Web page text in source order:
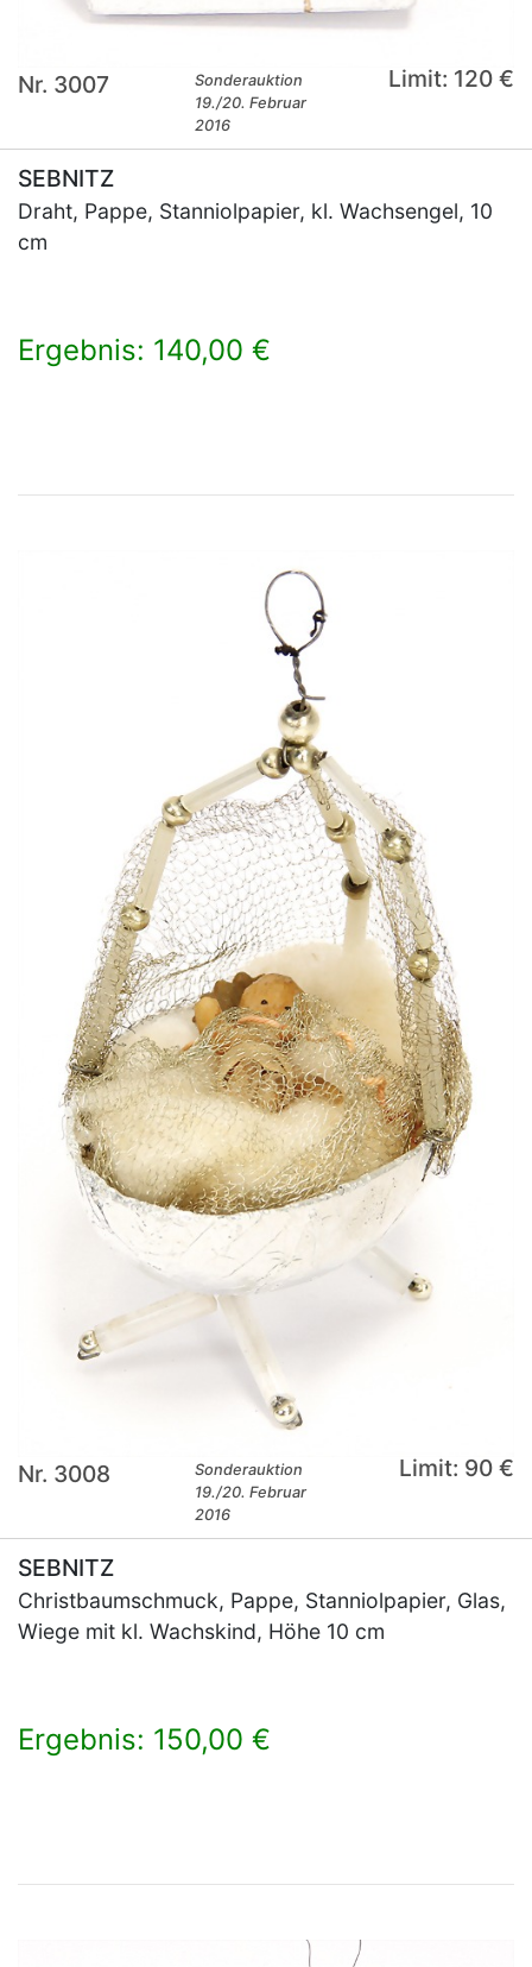
Nr. 3007
Sonderauktion
19./20. Februar
2016
Limit: 120 €
SEBNITZ
Draht, Pappe, Stanniolpapier, kl. Wachsengel, 10
cm
Ergebnis: 140,00 €
Nr. 3008
Sonderauktion
19./20. Februar
2016
Limit: 90 €
SEBNITZ
Christbaumschmuck, Pappe, Stanniolpapier, Glas,
Wiege mit kl. Wachskind, Höhe 10 cm
Ergebnis: 150,00 €